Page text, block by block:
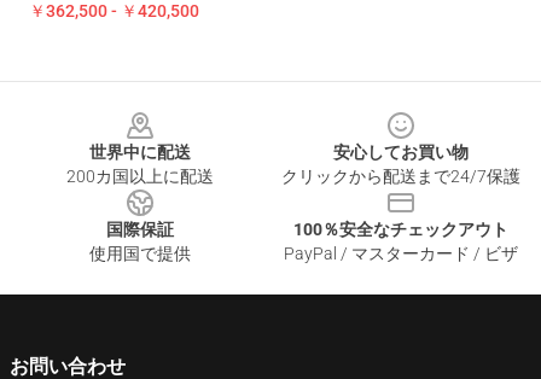
￥362,500 - ￥420,500
世界中に配送
200カ国以上に配送
安心してお買い物
クリックから配送まで24/7保護
国際保証
使用国で提供
100％安全なチェックアウト
PayPal / マスターカード / ビザ
お問い合わせ